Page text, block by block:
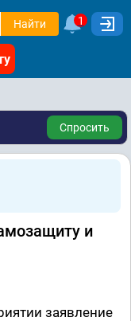
Найти 1
Спросить
и
заявление